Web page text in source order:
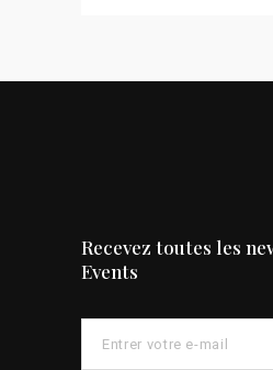
Recevez toutes les
Events